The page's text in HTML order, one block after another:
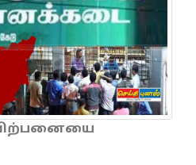
விற்பனையை